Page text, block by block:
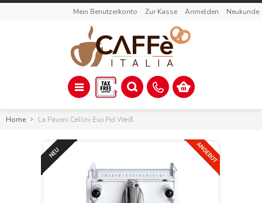
Mein Benutzerkonto Zur Kasse Anmelden Neukunde
Home La Pavoni Cellini Evo Pid Weiß